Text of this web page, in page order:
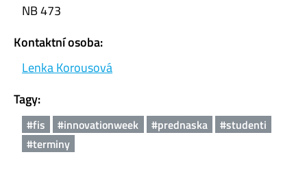
NB 473
Kontaktní osoba:
Lenka Korousová
Tagy:
#fis #innovationweek #prednaska
#studenti
#terminy